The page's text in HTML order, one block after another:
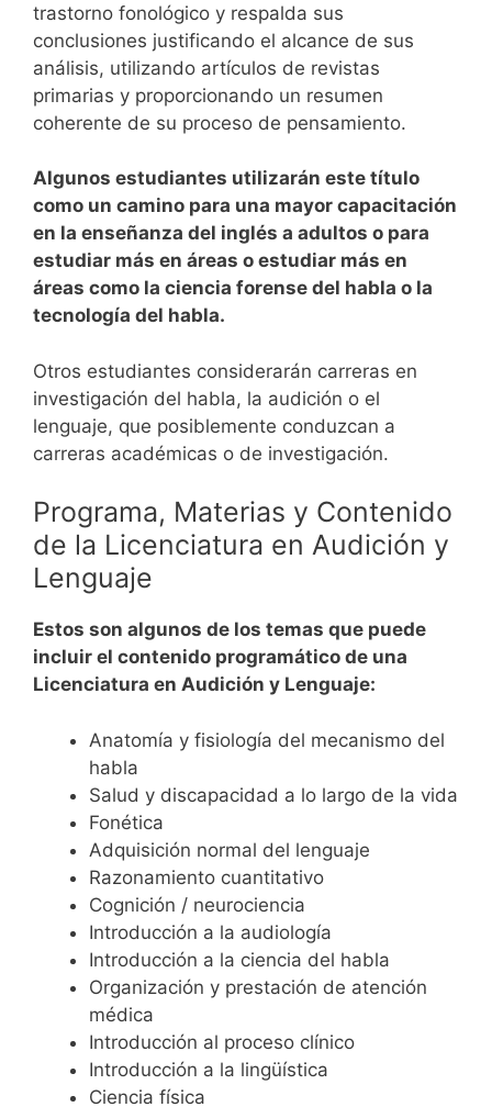
trastorno fonológico y respalda sus
conclusiones justificando el alcance de sus
análisis, utilizando artículos de revistas
primarias y proporcionando un resumen
coherente de su proceso de pensamiento.
Algunos estudiantes utilizarán este título
como un camino para una mayor capacitación
en la enseñanza del inglés a adultos o para
estudiar más en áreas o estudiar más en
áreas como la ciencia forense del habla o la
tecnología del habla.
Otros estudiantes considerarán carreras en
investigación del habla, la audición o el
lenguaje, que posiblemente conduzcan a
carreras académicas o de investigación.
Programa, Materias y Contenido
de la Licenciatura en Audición y
Lenguaje
Estos son algunos de los temas que puede
incluir el contenido programático de una
Licenciatura en Audición y Lenguaje:
Anatomía y fisiología del mecanismo del
habla
Salud y discapacidad a lo largo de la vida
Fonética
Adquisición normal del lenguaje
Razonamiento cuantitativo
Cognición / neurociencia
Introducción a la audiología
Introducción a la ciencia del habla
Organización y prestación de atención
médica
Introducción al proceso clínico
Introducción a la lingüística
Ciencia física